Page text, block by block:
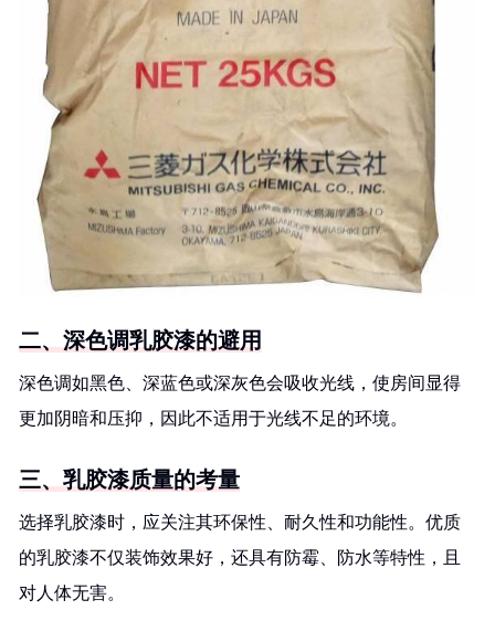
二、深色调乳胶漆的避用
深色调如黑色、深蓝色或深灰色会吸收光线，使房间显得
更加阴暗和压抑，因此不适用于光线不足的环境。
三、乳胶漆质量的考量
选择乳胶漆时，应关注其环保性、耐久性和功能性。优质
的乳胶漆不仅装饰效果好，还具有防霉、防水等特性，且
对人体无害。